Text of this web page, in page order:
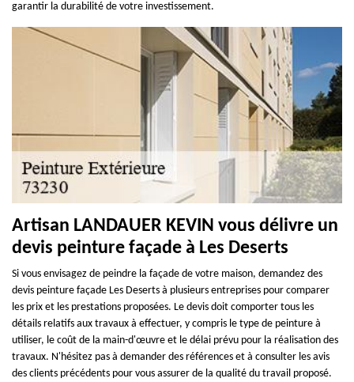
garantir la durabilité de votre investissement.
Artisan LANDAUER KEVIN vous délivre un
devis peinture façade à Les Deserts
Si vous envisagez de peindre la façade de votre maison, demandez des
devis peinture façade Les Deserts à plusieurs entreprises pour comparer
les prix et les prestations proposées. Le devis doit comporter tous les
détails relatifs aux travaux à effectuer, y compris le type de peinture à
utiliser, le coût de la main-d'œuvre et le délai prévu pour la réalisation des
travaux. N'hésitez pas à demander des références et à consulter les avis
des clients précédents pour vous assurer de la qualité du travail proposé.